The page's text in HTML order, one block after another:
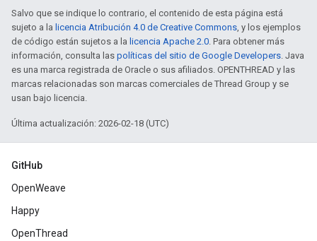
Salvo que se indique lo contrario, el contenido de esta página está
sujeto a la licencia Atribución 4.0 de Creative Commons, y los ejemplos
de código están sujetos a la licencia Apache 2.0. Para obtener más
información, consulta las políticas del sitio de Google Developers. Java
es una marca registrada de Oracle o sus afiliados. OPENTHREAD y las
marcas relacionadas son marcas comerciales de Thread Group y se
usan bajo licencia.
Última actualización: 2026-02-18 (UTC)
GitHub
OpenWeave
Happy
OpenThread